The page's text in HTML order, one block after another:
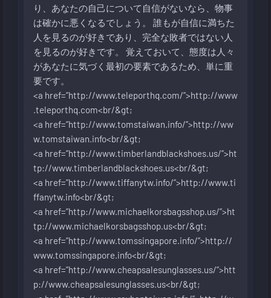
り、あなたの自己について自信がないなら、物事
は確かに悪くなるでしょう。 誰もが自信に満ちた
人を見るのが好きであり、完全な敗者ではない人
を見るのが好きです。 覚えておいて、態度は人々
があなたに気づく最初の要素であるため、単に重
要です。
<a href=”http://www.teleporthq.com/”>http://www
.teleporthq.com<br/&gt;
<a href=”http://www.tomstaiwan.info/”>http://ww
w.tomstaiwan.info<br/&gt;
<a href=”http://www.timberlandblackshoes.us/”>ht
tp://www.timberlandblackshoes.us<br/&gt;
<a href=”http://www.tiffanytw.info/”>http://www.ti
ffanytw.info<br/&gt;
<a href=”http://www.michaelkorsbagsshop.us/”>ht
tp://www.michaelkorsbagsshop.us<br/&gt;
<a href=”http://www.tomssingapore.info/”>http://
www.tomssingapore.info<br/&gt;
<a href=”http://www.cheapsalesunglasses.us/”>htt
p://www.cheapsalesunglasses.us<br/&gt;